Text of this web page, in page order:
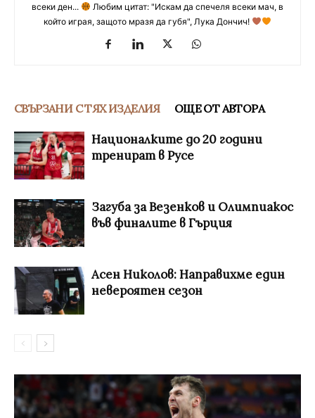
всеки ден...
Любим цитат: "Искам да спечеля всеки мач, в
който играя, защото мразя да губя", Лука Дончич!
СВЪРЗАНИ С ТЯХ ИЗДЕЛИЯ ОЩЕ ОТ АВТОРА
Националките до 20 години
тренират в Русе
Загуба за Везенков и Олимпиакос
във финалите в Гърция
Асен Николов: Направихме един
невероятен сезон